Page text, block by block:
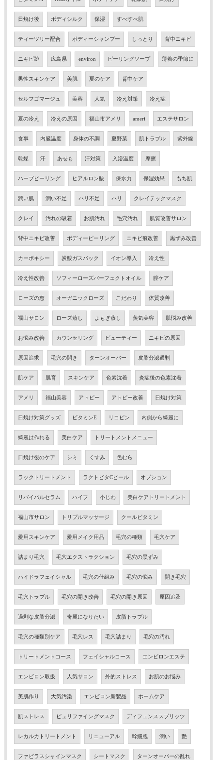
日焼け後 ボディシルク 保湿 すべすべ肌
ティーツリー配合 ボディーシャンプー しっとり 背中ニキビ
ニキビ跡 広島県 environ ピーリングソープ 薄着の季節に
男性スキンケア 美肌 夏のケア 背中ケア
セルフゴマージュ 美容 人気 冷え対策 冷え症
夏の冷え 冷えの原因 福山市アメリ ameri エステサロン
食事 内臓温度 身体の不調 夏野菜 肌トラブル 紫外線
乾燥 汗 あせも 汗対策 入浴温度 摩擦
ハーブピーリング ヒアルロン酸 保水力 保湿効果 もち肌
潤い肌 潤い不足 ハリ不足 ハリ クレイテックマスク
クレイ 汚れの吸着 お肌汚れ 毛穴汚れ 肌質改善サロン
背中ニキビ改善 ボディーピーリング ニキビ痕改善 黒ずみ改善
カーボキシー 炭酸ガスパック イオン導入 冷え性
冷え性改善 ソフィーローズパーフェクトオイル 膣ケア
ローズの恵 オーガニックローズ こだわり 体質改善
福山サロン ローズ蒸し よもぎ蒸し 蒸気美容 肌悩み改善
お悩み改善 カウンセリング ビューティー ニキビの原因
原因追求 毛穴の開き ターンオーバー 皮脂分泌過剰
肌ケア 肌育 スキンケア 色素沈着 炎症後の色素沈着
アメリ 福山美容 アトピー アトピー改善 日焼け対策
日焼け対策グッズ ビタミンE リコピン 内側から綺麗に
綺麗は作れる 美白ケア トリートメントメニュー
日焼け後のケア シミ くすみ 色むら
ラックトリートメント ラクトビタCピール オプション
リバイバルセラム ハイフ 小じわ 美白ケアトリートメント
福山市サロン トリプルマッサージ クールビタミン
愛用スキンケア 愛用メイク用品 毛穴の種類 毛穴ケア
詰まり毛穴 毛穴エクストラクション 毛穴の黒ずみ
ハイドラフェイシャル 毛穴の仕組み 毛穴の悩み 開き毛穴
毛穴トラブル 毛穴の開き改善 毛穴の開き原因 原因追及
過剰な皮脂分泌 奇麗になりたい 皮脂トラブル
毛穴の種類別ケア 毛穴レス 毛穴詰まり 毛穴の汚れ
トリートメントコース フェイシャルコース エンビロンエステ
エンビロン取扱 人気サロン 外的ストレス お肌のお悩み
美肌作り 大気汚染 エンビロン新製品 ホームケア
肌ストレス ピュリファイングマスク ディフェンススプリッツ
レカルカトリートメント リニューアル 幹細胞 潤い 艶
ファビラスシャインマスク シートマスク ターンオーバーの乱れ